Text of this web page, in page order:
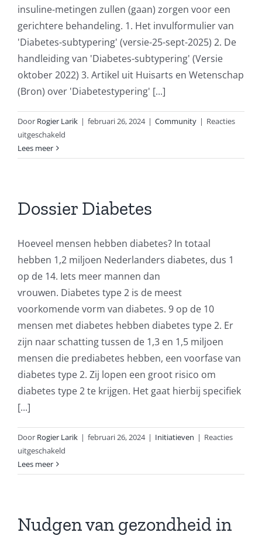
insuline-metingen zullen (gaan) zorgen voor een
gerichtere behandeling. 1. Het invulformulier van
'Diabetes-subtypering' (versie-25-sept-2025) 2. De
handleiding van 'Diabetes-subtypering' (Versie
oktober 2022) 3. Artikel uit Huisarts en Wetenschap
(Bron) over 'Diabetestypering' [...]
Door Rogier Larik | februari 26, 2024 | Community | Reacties
uitgeschakeld
–
Lees meer
Dossier Diabetes
Hoeveel mensen hebben diabetes? In totaal
hebben 1,2 miljoen Nederlanders diabetes, dus 1
op de 14. Iets meer mannen dan
vrouwen. Diabetes type 2 is de meest
voorkomende vorm van diabetes. 9 op de 10
mensen met diabetes hebben diabetes type 2. Er
zijn naar schatting tussen de 1,3 en 1,5 miljoen
mensen die prediabetes hebben, een voorfase van
diabetes type 2. Zij lopen een groot risico om
diabetes type 2 te krijgen. Het gaat hierbij specifiek
[...]
Door Rogier Larik | februari 26, 2024 | Initiatieven | Reacties
uitgeschakeld
Diabetes
Lees meer
Nudgen van gezondheid in